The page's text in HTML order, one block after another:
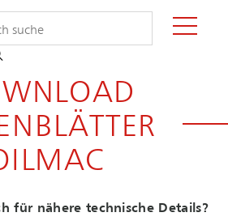
für nähere technische Details?